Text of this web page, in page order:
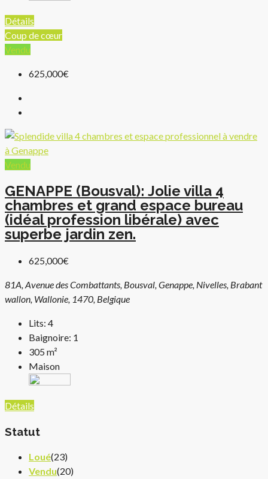
Détails
Coup de cœur
Vendu
625,000€
Vendu
GENAPPE (Bousval): Jolie villa 4
chambres et grand espace bureau
(idéal profession libérale) avec
superbe jardin zen.
625,000€
81A, Avenue des Combattants, Bousval, Genappe, Nivelles, Brabant
wallon, Wallonie, 1470, Belgique
Lits: 4
Baignoire: 1
305m²
Maison
Détails
Statut
Loué(23)
Vendu(20)